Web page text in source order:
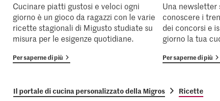
Cucinare piatti gustosi e veloci ogni
giorno è un gioco da ragazzi con le varie
ricette stagionali di Migusto studiate su
misura per le esigenze quotidiane.
Per saperne di più
Una
conoscere i
dei concorsi e
giorno la tua
Per saperne di più
Il portale di cucina personalizzato della Migros Ricette